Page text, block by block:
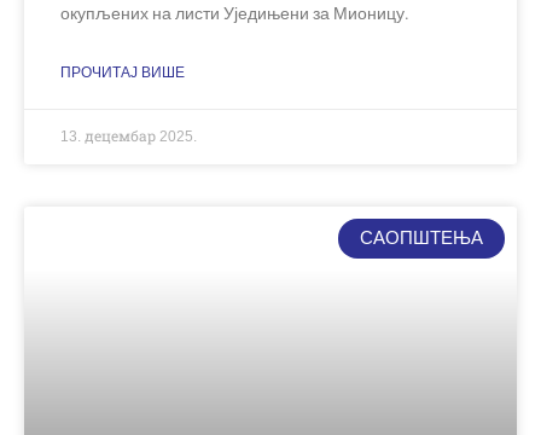
окупљених на листи Уједињени за Мионицу.
ПРОЧИТАЈ ВИШЕ
13. децембар 2025.
САОПШТЕЊА